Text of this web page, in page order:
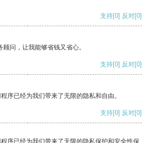
支持[0] 反对[0]
问，让我能够省钱又省心。
支持[0] 反对[0]
序已经为我们带来了无限的隐私和自由。
支持[0] 反对[0]
序已经为我们带来了无限的隐私保护和安全性保